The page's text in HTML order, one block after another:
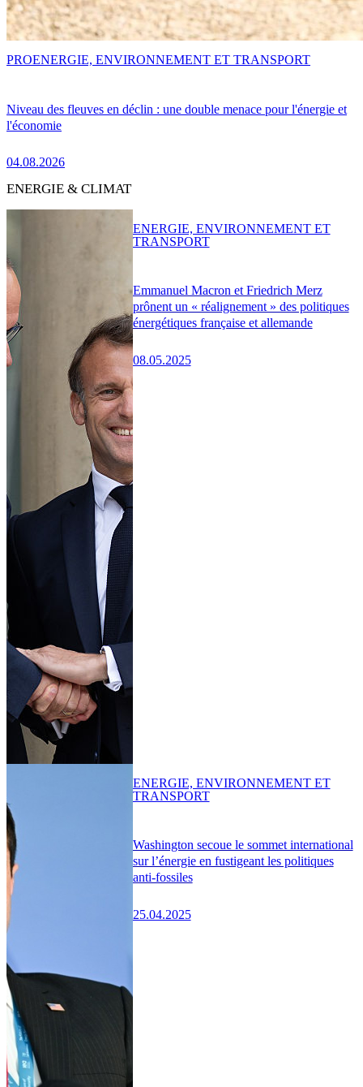
Niveau des fleuves en déclin : une double menace pour l'énergie et
l'économie
04.08.2026
PROENERGIE, ENVIRONNEMENT ET TRANSPORT
ENERGIE & CLIMAT
Emmanuel Macron et Friedrich Merz
prônent un « réalignement » des politiques
énergétiques française et allemande
08.05.2025
ENERGIE, ENVIRONNEMENT ET
TRANSPORT
Washington secoue le sommet international
sur l’énergie en fustigeant les politiques
anti-fossiles
25.04.2025
ENERGIE, ENVIRONNEMENT ET
TRANSPORT